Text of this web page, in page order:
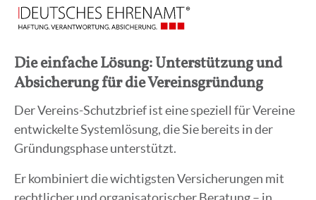
Die einfache Lösung: Unterstützung und
Absicherung für die Vereinsgründung
Der Vereins-Schutzbrief ist eine speziell für Vereine
entwickelte Systemlösung, die Sie bereits in der
Gründungsphase unterstützt.
Er kombiniert die wichtigsten Versicherungen mit